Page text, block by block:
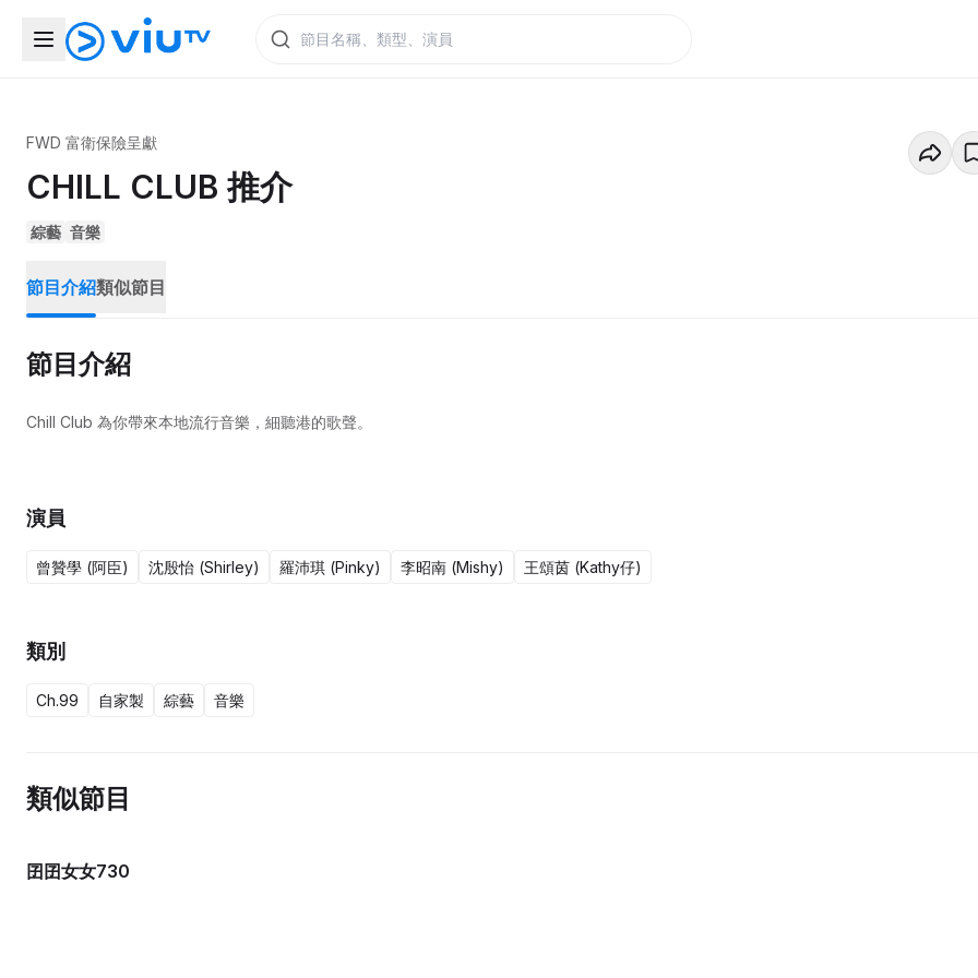
FWD 富衛保險呈獻
CHILL CLUB 推介
綜藝 音樂
節目介紹類似節目
節目介紹
Chill Club 為你帶來本地流行音樂，細聽港的歌聲。
演員
曾贊學 (阿臣) 沈殷怡 (Shirley) 羅沛琪 (Pinky) 李昭南 (Mishy) 王頌茵 (Kathy仔)
類別
Ch.99 自家製 綜藝 音樂
類似節目
囝囝女女730